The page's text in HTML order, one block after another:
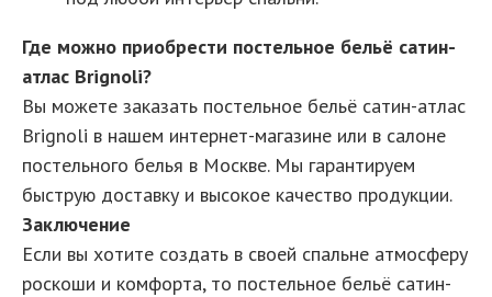
Где можно приобрести постельное бельё сатин-
атлас Brignoli?
Вы можете заказать постельное бельё сатин-атлас
Brignoli в нашем интернет-магазине или в салоне
постельного белья в Москве. Мы гарантируем
быструю доставку и высокое качество продукции.
Заключение
Если вы хотите создать в своей спальне атмосферу
роскоши и комфорта, то постельное бельё сатин-